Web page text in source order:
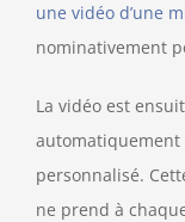
une vidéo d’une
nominativement
La vidéo est
automatiquement
personnalisé.
ne prend à